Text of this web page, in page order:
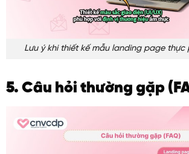
Lưu ý khi thiết kế mẫu landing page
5. Câu hỏi thường gặp